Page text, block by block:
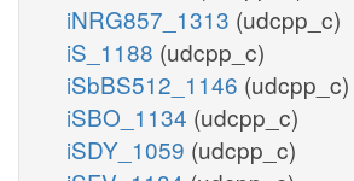
iNRG857_1313 (udcpp_c)
iS_1188 (udcpp_c)
iSbBS512_1146 (udcpp_c)
iSBO_1134 (udcpp_c)
iSDY_1059 (udcpp_c)